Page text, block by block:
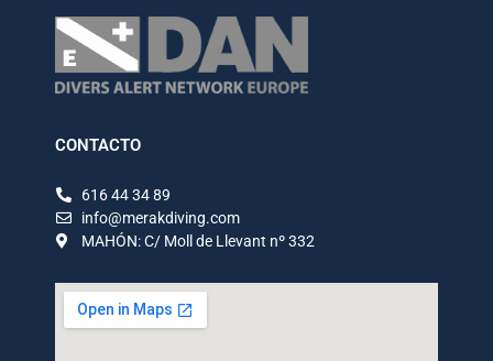
CONTACTO
616 44 34 89
info@merakdiving.com
MAHÓN: C/ Moll de Llevant nº 332